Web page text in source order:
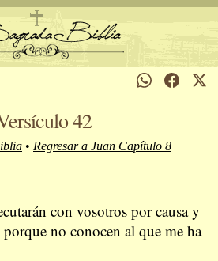
42
• Regresar a Juan Capítulo 8
con vosotros por causa y
no conocen al que me ha